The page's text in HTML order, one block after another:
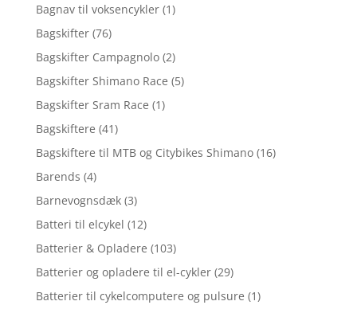
Bagnav til voksencykler (1)
Bagskifter (76)
Bagskifter Campagnolo (2)
Bagskifter Shimano Race (5)
Bagskifter Sram Race (1)
Bagskiftere (41)
Bagskiftere til MTB og Citybikes Shimano (16)
Barends (4)
Barnevognsdæk (3)
Batteri til elcykel (12)
Batterier & Opladere (103)
Batterier og opladere til el-cykler (29)
Batterier til cykelcomputere og pulsure (1)